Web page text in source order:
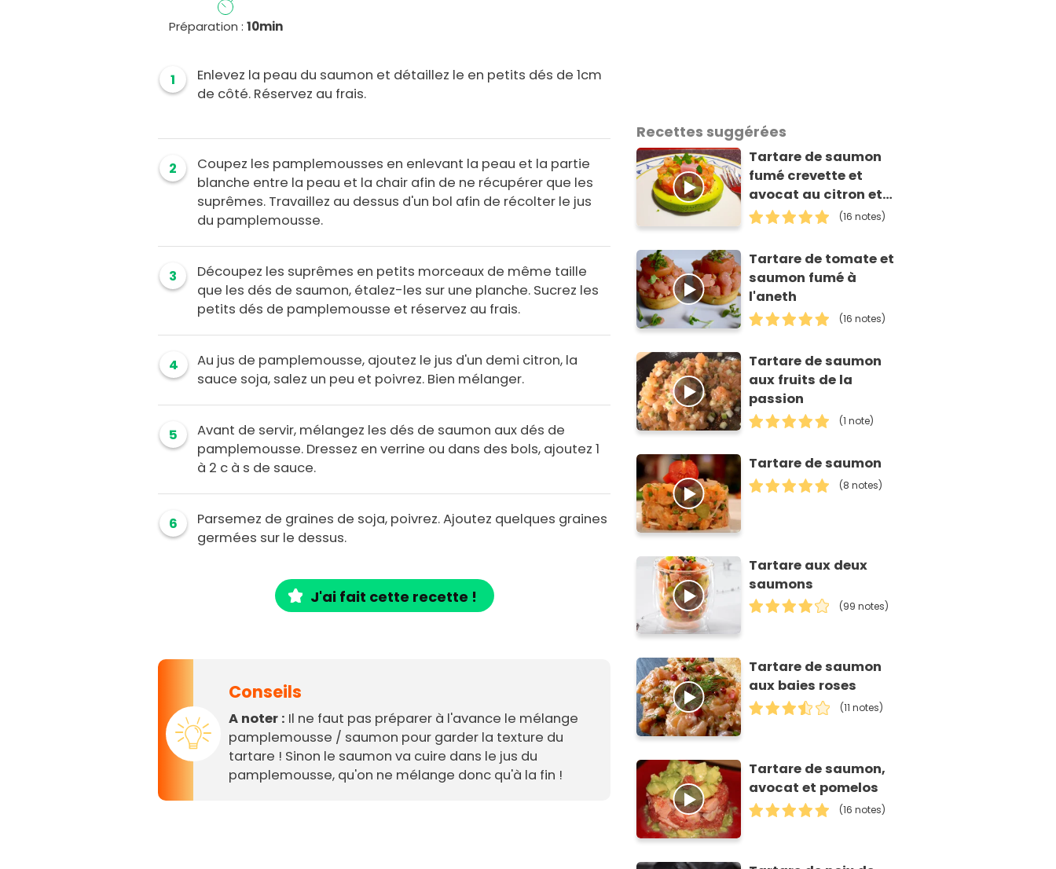
Préparation : 10min
1
Enlevez la peau du saumon et détaillez le en petits dés de 1cm
de côté. Réservez au frais.
2
Coupez les pamplemousses en enlevant la peau et la partie
blanche entre la peau et la chair afin de ne récupérer que les
suprêmes. Travaillez au dessus d'un bol afin de récolter le jus
du pamplemousse.
3
Découpez les suprêmes en petits morceaux de même taille
que les dés de saumon, étalez-les sur une planche. Sucrez les
petits dés de pamplemousse et réservez au frais.
4
Au jus de pamplemousse, ajoutez le jus d'un demi citron, la
sauce soja, salez un peu et poivrez. Bien mélanger.
5
Avant de servir, mélangez les dés de saumon aux dés de
pamplemousse. Dressez en verrine ou dans des bols, ajoutez 1
à 2 c à s de sauce.
6
Parsemez de graines de soja, poivrez. Ajoutez quelques graines
germées sur le dessus.
J'ai fait cette recette !
Conseils
A noter : Il ne faut pas préparer à l'avance le mélange
pamplemousse / saumon pour garder la texture du
tartare ! Sinon le saumon va cuire dans le jus du
pamplemousse, qu'on ne mélange donc qu'à la fin !
Recettes suggérées
Tartare de saumon
fumé crevette et
avocat au citron et
piment d'Espelette
(16 notes)
Tartare de tomate et
saumon fumé à
l'aneth
(16 notes)
Tartare de saumon
aux fruits de la
passion
(1 note)
Tartare de saumon
(8 notes)
Tartare aux deux
saumons
(99 notes)
Tartare de saumon
aux baies roses
(11 notes)
Tartare de saumon,
avocat et pomelos
(16 notes)